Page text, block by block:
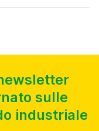
sulle
industriale